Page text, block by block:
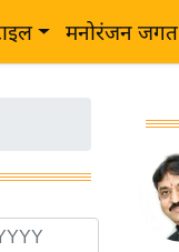
मनोरंजन जगत